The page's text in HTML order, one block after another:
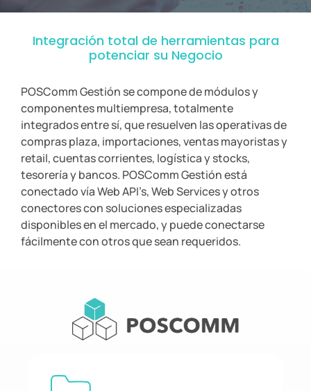
Integración total de herramientas para
potenciar su Negocio
POSComm Gestión se compone de módulos y
componentes multiempresa, totalmente
integrados entre sí, que resuelven las operativas de
compras plaza, importaciones, ventas mayoristas y
retail, cuentas corrientes, logística y stocks,
tesorería y bancos. POSComm Gestión está
conectado vía Web API’s, Web Services y otros
conectores con soluciones especializadas
disponibles en el mercado, y puede conectarse
fácilmente con otros que sean requeridos.